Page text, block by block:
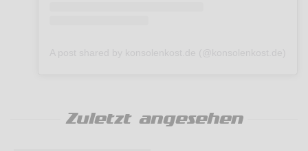
Zuletzt angesehen